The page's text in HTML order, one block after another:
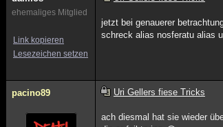
ehemaliges Mitglied
Link kopieren
Lesezeichen setzen
jetzt bei genauerer
schreck alias nosferatu alias
pacino89 Uri Gellers fiese Tricks
ach diesmal hat sie wieder